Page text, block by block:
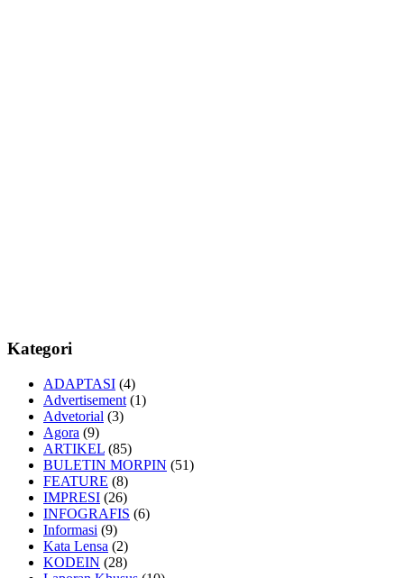
Kategori
ADAPTASI (4)
Advertisement (1)
Advetorial (3)
Agora (9)
ARTIKEL (85)
BULETIN MORPIN (51)
FEATURE (8)
IMPRESI (26)
INFOGRAFIS (6)
Informasi (9)
Kata Lensa (2)
KODEIN (28)